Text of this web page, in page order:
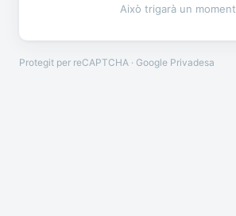
Això trigarà un moment
Protegit per reCAPTCHA · Google Privadesa